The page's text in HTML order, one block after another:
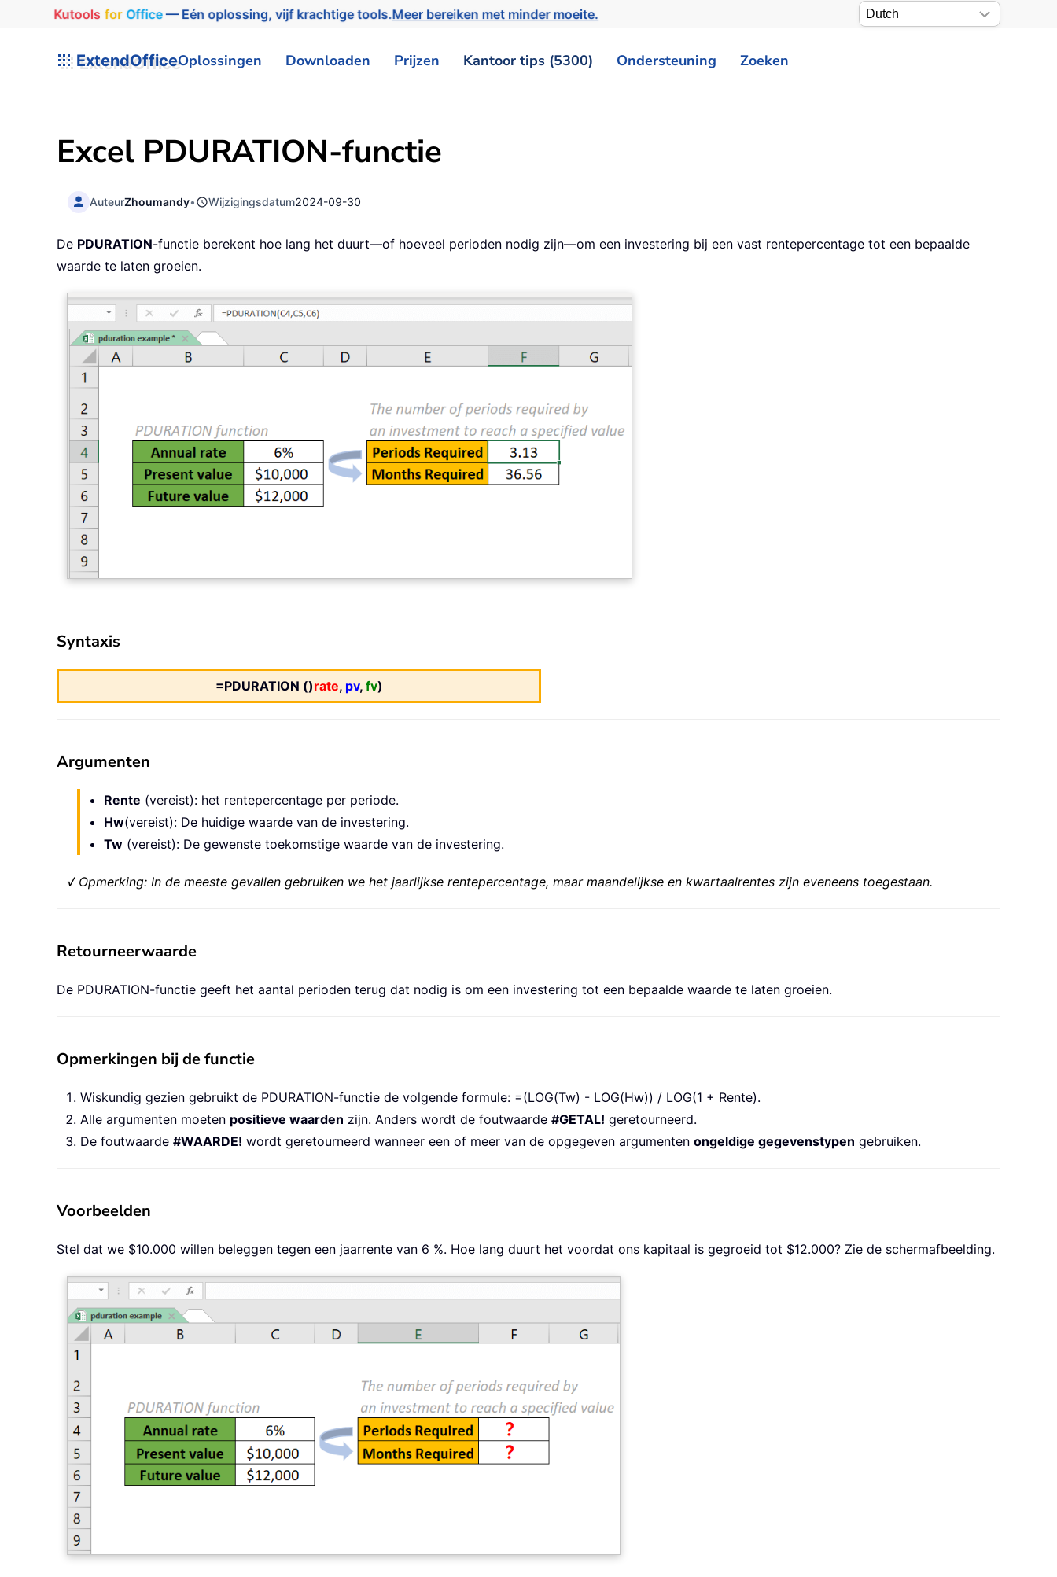
Kutools for Office— Eén oplossing, vijf krachtige tools.Meer bereiken met minder moeite.
ExtendOfficeOplossingen Downloaden Prijzen Kantoor tips (5300) Ondersteuning Zoeken
Excel PDURATION-functie
AuteurZhoumandy• Wijzigingsdatum2024-09-30
De PDURATION-functie berekent hoe lang het duurt—of hoeveel perioden nodig zijn—om een investering bij een vast rentepercentage tot een bepaalde
waarde te laten groeien.
Syntaxis
=PDURATION ()rate, pv, fv)
Argumenten
Rente (vereist): het rentepercentage per periode.
Hw(vereist): De huidige waarde van de investering.
Tw (vereist): De gewenste toekomstige waarde van de investering.
√ Opmerking: In de meeste gevallen gebruiken we het jaarlijkse rentepercentage, maar maandelijkse en kwartaalrentes zijn eveneens toegestaan.
Retourneerwaarde
De PDURATION-functie geeft het aantal perioden terug dat nodig is om een investering tot een bepaalde waarde te laten groeien.
Opmerkingen bij de functie
Wiskundig gezien gebruikt de PDURATION-functie de volgende formule: =(LOG(Tw) - LOG(Hw)) / LOG(1 + Rente).
Alle argumenten moeten positieve waarden zijn. Anders wordt de foutwaarde #GETAL! geretourneerd.
De foutwaarde #WAARDE! wordt geretourneerd wanneer een of meer van de opgegeven argumenten ongeldige gegevenstypen gebruiken.
Voorbeelden
Stel dat we $10.000 willen beleggen tegen een jaarrente van 6 %. Hoe lang duurt het voordat ons kapitaal is gegroeid tot $12.000? Zie de schermafbeelding.